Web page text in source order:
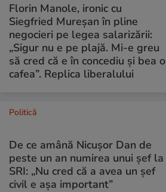
Florin Manole, ironic cu
Siegfried Mureșan în pline
negocieri pe legea salarizării:
„Sigur nu e pe plajă. Mi-e greu
să cred că e în concediu și bea o
cafea”. Replica liberalului
Politică
De ce amână Nicușor Dan de
peste un an numirea unui șef la
SRI: „Nu cred că a avea un şef
civil e așa important”